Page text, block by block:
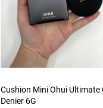
Cushion Mini Ohui Ultimate
Denier 6G